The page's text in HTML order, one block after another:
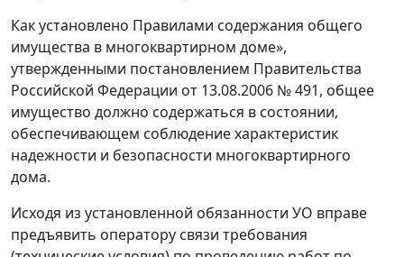
Как установлено Правилами содержания общего
имущества в многоквартирном доме»,
утвержденными постановлением Правительства
Российской Федерации от 13.08.2006 № 491, общее
имущество должно содержаться в состоянии,
обеспечивающем соблюдение характеристик
надежности и безопасности многоквартирного
дома.
Исходя из установленной обязанности УО вправе
предъявить оператору связи требования